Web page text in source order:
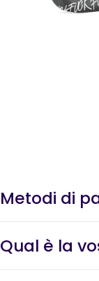
Metodi di
Qual è la